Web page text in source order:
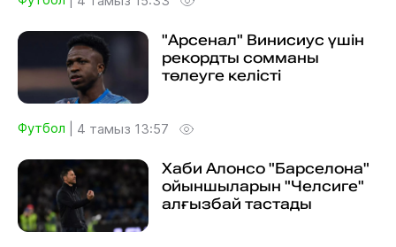
"Арсенал" Винисиус үшін
рекордты сомманы
төлеуге келісті
Футбол 4 тамыз 13:57
Хаби Алонсо "Барселона"
ойыншыларын "Челсиге"
алғызбай тастады